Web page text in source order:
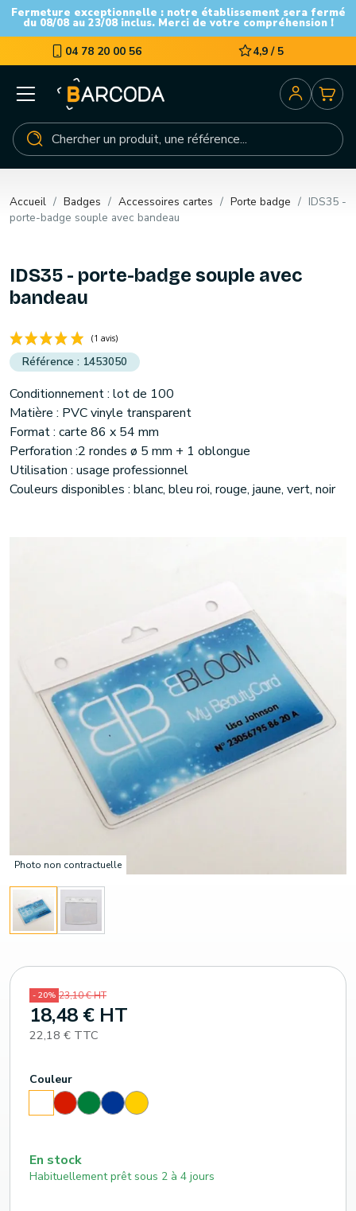
Fermeture exceptionnelle : notre établissement sera fermé
du 08/08 au 23/08 inclus. Merci de votre compréhension !
04 78 20 00 56 4,9 / 5
Accueil Badges Accessoires cartes Porte badge
IDS35 -
porte-badge souple avec bandeau
Photo non contractuelle
IDS35 - porte-badge souple avec
bandeau
(1 avis)
1453050
Conditionnement : lot de 100
Matière : PVC vinyle transparent
Format : carte 86 x 54 mm
Perforation :2 rondes ø 5 mm + 1 oblongue
Utilisation : usage professionnel
Couleurs disponibles : blanc, bleu roi, rouge, jaune, vert, noir
- 20% 23,10 € HT
18,48 € HT
22,18 € TTC
Couleur
BlancRouge
(186
Vert
(348
Bleu
roi
Jaune
(116
En stock
Habituellement prêt sous 2 à 4 jours